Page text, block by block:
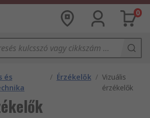
0
és
/ Érzékelők / Vizuális
érzékelők